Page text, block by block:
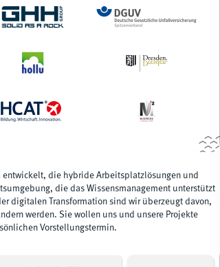
entwickelt, die hybride Arbeitsplatzlösungen und
die das Wissensmanagement unterstützt
digitalen Transformation sind wir überzeugt davon,
werden. Sie wollen uns und unsere Projekte
Vorstellungstermin.